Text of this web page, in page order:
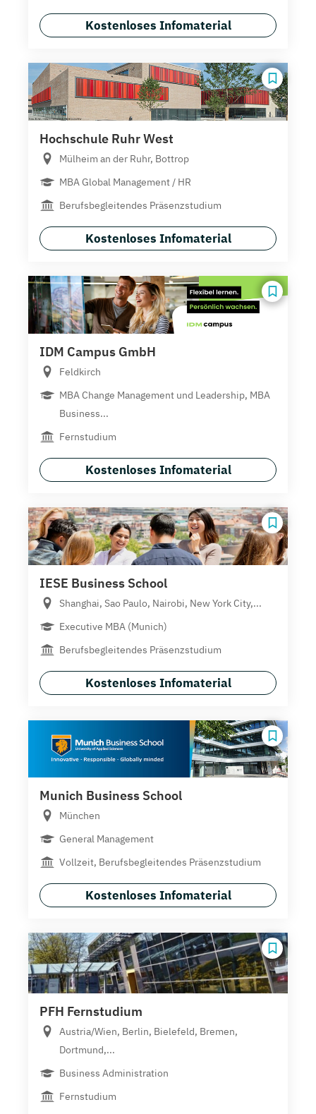
Kostenloses Infomaterial
Hochschule Ruhr West
Mülheim an der Ruhr, Bottrop
MBA Global Management / HR
Berufsbegleitendes Präsenzstudium
Kostenloses Infomaterial
IDM Campus GmbH
Feldkirch
MBA Change Management und Leadership, MBA
Business...
Fernstudium
Kostenloses Infomaterial
IESE Business School
Shanghai, Sao Paulo, Nairobi, New York City,...
Executive MBA (Munich)
Berufsbegleitendes Präsenzstudium
Kostenloses Infomaterial
Munich Business School
München
General Management
Vollzeit, Berufsbegleitendes Präsenzstudium
Kostenloses Infomaterial
PFH Fernstudium
Austria/Wien, Berlin, Bielefeld, Bremen,
Dortmund,...
Business Administration
Fernstudium